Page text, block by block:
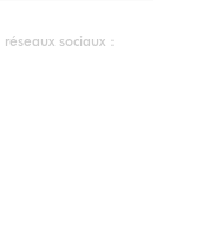
sociaux :